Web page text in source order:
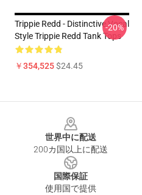
Trippie Redd - Distinctive Vocal
Style Trippie Redd Tank Tops
￥354,525$24.45
-20%
世界中に配送
200カ国以上に配送
国際保証
使用国で提供